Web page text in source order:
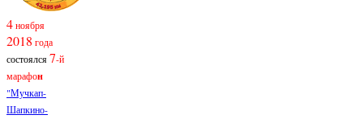
4ноября
2018 года
состоялся7-й
марафон
"Мучкап-
Шапкино-